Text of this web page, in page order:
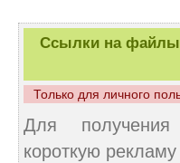
Ссылки на файлы
Только для личного
Для получения
короткую рекламу